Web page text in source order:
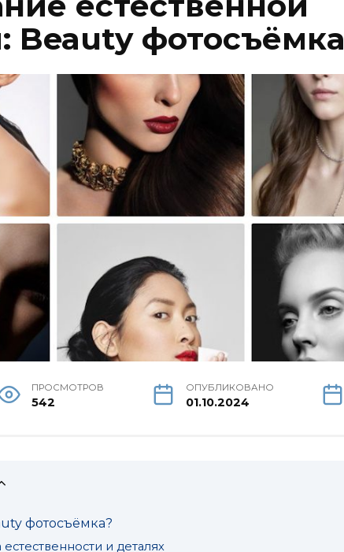
Beauty фотосъёмка
ПРОСМОТРОВ
542
ОПУБЛИКОВАНО
01.10.2024
фотосъёмка?
и деталях